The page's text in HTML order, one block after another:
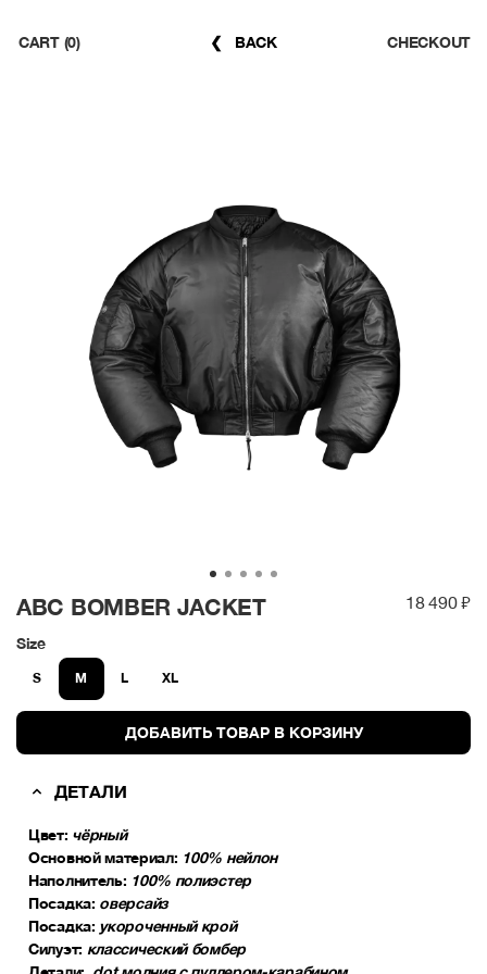
CART (0) ❮ BACK CHECKOUT
ABC BOMBER JACKET 18 490 ₽
Size
S M L XL
ДОБАВИТЬ ТОВАР В КОРЗИНУ
ДЕТАЛИ
Цвет: чёрный
Основной материал: 100% нейлон
Наполнитель: 100% полиэстер
Посадка: оверсайз
Посадка: укороченный крой
Силуэт: классический бомбер